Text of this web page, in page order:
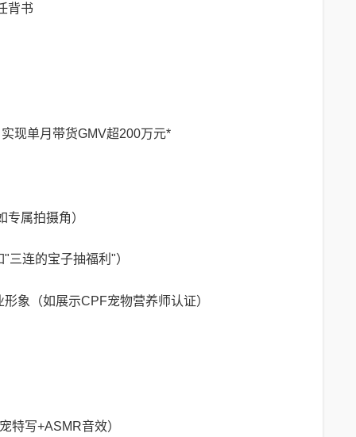
背书
现单月带货GMV超200万元*
属拍摄角）
连的宝子抽福利"）
象（如展示CPF宠物营养师认证）
特写+ASMR音效）